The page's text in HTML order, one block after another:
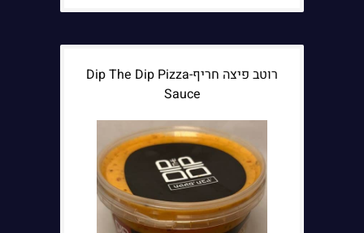
רוטב פיצה חריף-Dip The Dip Pizza
Sauce